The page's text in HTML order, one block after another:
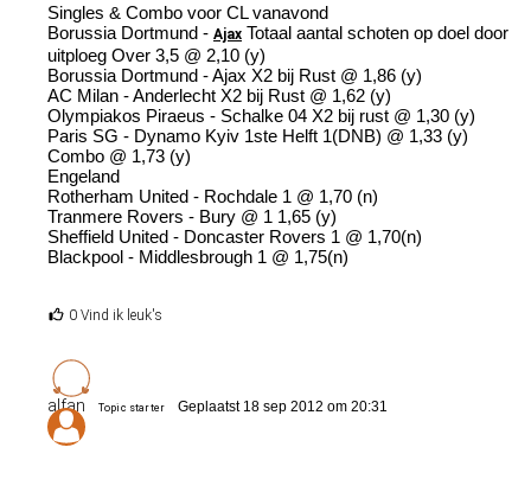
Singles & Combo voor CL vanavond
Borussia Dortmund - Ajax Totaal aantal schoten op doel door
uitploeg Over 3,5 @ 2,10 (y)
Borussia Dortmund - Ajax X2 bij Rust @ 1,86 (y)
AC Milan - Anderlecht X2 bij Rust @ 1,62 (y)
Olympiakos Piraeus - Schalke 04 X2 bij rust @ 1,30 (y)
Paris SG - Dynamo Kyiv 1ste Helft 1(DNB) @ 1,33 (y)
Combo @ 1,73 (y)
Engeland
Rotherham United - Rochdale 1 @ 1,70 (n)
Tranmere Rovers - Bury @ 1 1,65 (y)
Sheffield United - Doncaster Rovers 1 @ 1,70(n)
Blackpool - Middlesbrough 1 @ 1,75(n)
0 Vind ik leuk's
alfan Topic starter Geplaatst 18 sep 2012 om 20:31